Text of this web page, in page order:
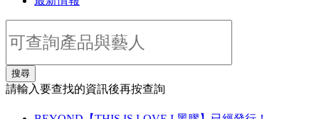
搜尋
請輸入要查找的資訊後再按查詢